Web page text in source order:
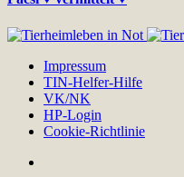
Impressum
TIN-Helfer-Hilfe
VK/NK
HP-Login
Cookie-Richtlinie